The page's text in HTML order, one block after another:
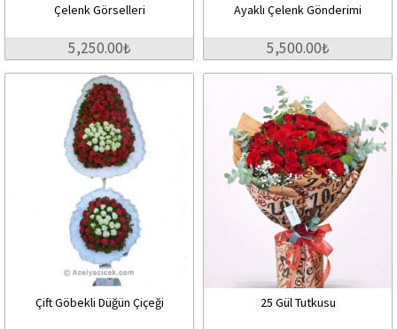
Çelenk Görselleri
5,250.00₺
Ayaklı Çelenk Gönderimi
5,500.00₺
Çift Göbekli Düğün Çiçeği 25 Gül Tutkusu